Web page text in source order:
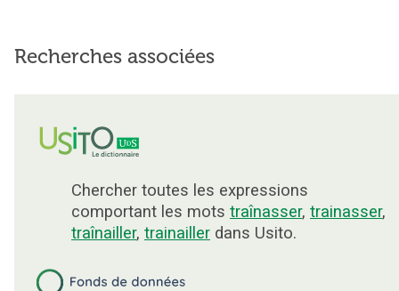
Recherches associées
Chercher toutes les expressions
comportant les mots traînasser, trainasser,
traînailler, trainailler dans Usito.